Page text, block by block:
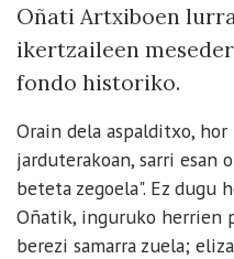
Oñati Artxiboen
ikertzaileen
fondo historiko.
Orain dela aspalditxo,
jarduterakoan, sarri esan
beteta zegoela". Ez
Oñatik, inguruko herrien
berezi samarra zuela;